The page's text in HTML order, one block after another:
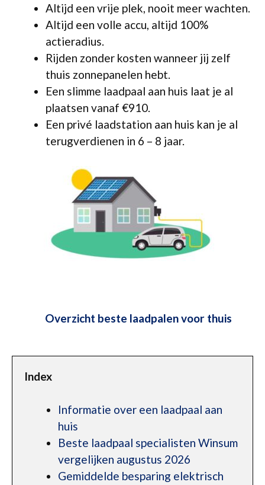
Altijd een vrije plek, nooit meer wachten.
Altijd een volle accu, altijd 100%
actieradius.
Rijden zonder kosten wanneer jij zelf
thuis zonnepanelen hebt.
Een slimme laadpaal aan huis laat je al
plaatsen vanaf €910.
Een privé laadstation aan huis kan je al
terugverdienen in 6 – 8 jaar.
Overzicht beste laadpalen voor thuis
Index
Informatie over een laadpaal aan
huis
Beste laadpaal specialisten Winsum
vergelijken augustus 2026
Gemiddelde besparing elektrisch